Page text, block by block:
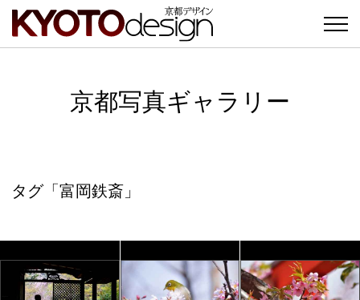
京都写真ギャラリー
タグ「富岡鉄斎」